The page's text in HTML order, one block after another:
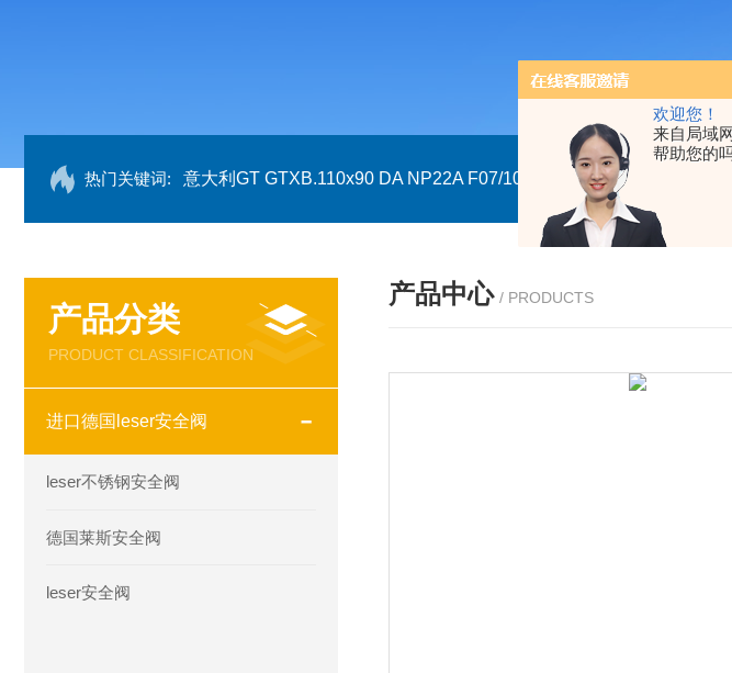
欢迎您！
来自局域
帮助您的
热门关键词: 意大利GT GTXB.110x90 DA NP22A F07/10 GTXN.110x90 DA
产品分类
PRODUCT CLASSIFICATION
进口德国leser安全阀
leser不锈钢安全阀
德国莱斯安全阀
leser安全阀
产品中心 / PRODUCTS